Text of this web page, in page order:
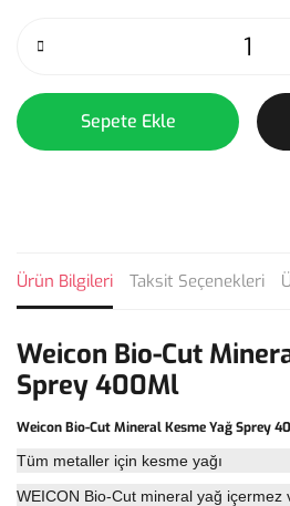
Sepete Ekle
Ürün Bilgileri Taksit Seçenekleri
Weicon Bio-Cut
Sprey 400Ml
Weicon Bio-Cut Mineral Kesme Yağ Sprey
Tüm metaller için kesme yağı
WEICON Bio-Cut mineral yağ içermez